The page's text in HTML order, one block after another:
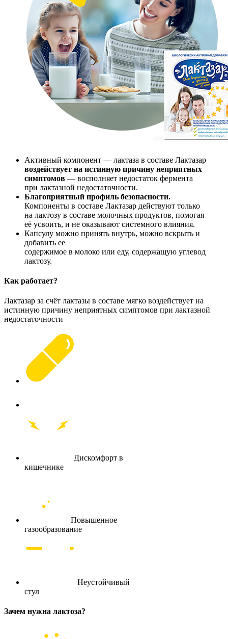
Активный компонент — лактаза в составе Лактазар
воздействует на истинную причину неприятных
симптомов — восполняет недостаток фермента
при лактазной недостаточности.
Благоприятный профиль безопасности.
Компоненты в составе Лактазар действуют только
на лактозу в составе молочных продуктов, помогая
её усвоить, и не оказывают системного влияния.
Капсулу можно принять внутрь, можно вскрыть и
добавить ее
содержимое в молоко или еду, содержащую углевод
лактозу.
Как работает?
Лактазар за счёт лактазы в составе мягко воздействует на
истинную причину неприятных симптомов при лактазной
недостаточности
Дискомфорт в
кишечнике
Повышенное
газообразование
Неустойчивый
стул
Зачем нужна лактоза?